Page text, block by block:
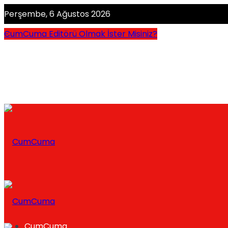
Perşembe, 6 Ağustos 2026
CumCuma Editörü Olmak İster Misiniz?